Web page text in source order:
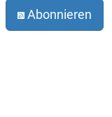
Abonnieren